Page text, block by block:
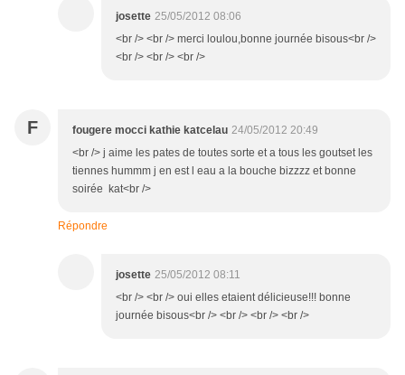
josette 25/05/2012 08:06
<br /> <br /> merci loulou,bonne journée bisous<br />
<br /> <br /> <br />
F fougere mocci kathie katcelau 24/05/2012 20:49
<br /> j aime les pates de toutes sorte et a tous les goutset les
tiennes hummm j en est l eau a la bouche bizzzz et bonne
soirée kat<br />
Répondre
josette 25/05/2012 08:11
<br /> <br /> oui elles etaient délicieuse!!! bonne
journée bisous<br /> <br /> <br /> <br />